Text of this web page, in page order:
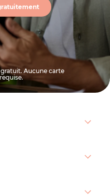
gratuit. Aucune carte